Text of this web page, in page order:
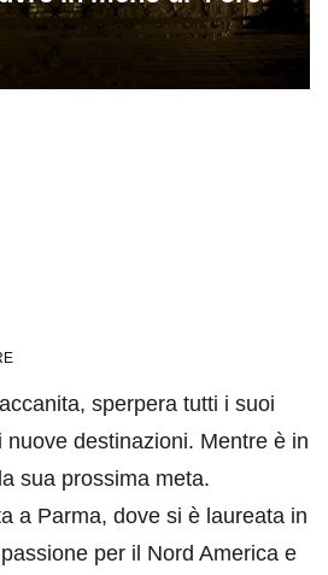
sperpera tutti i suoi
destinazioni. Mentre è in
sua prossima meta.
a Parma, dove si è laureata in
per il Nord America e